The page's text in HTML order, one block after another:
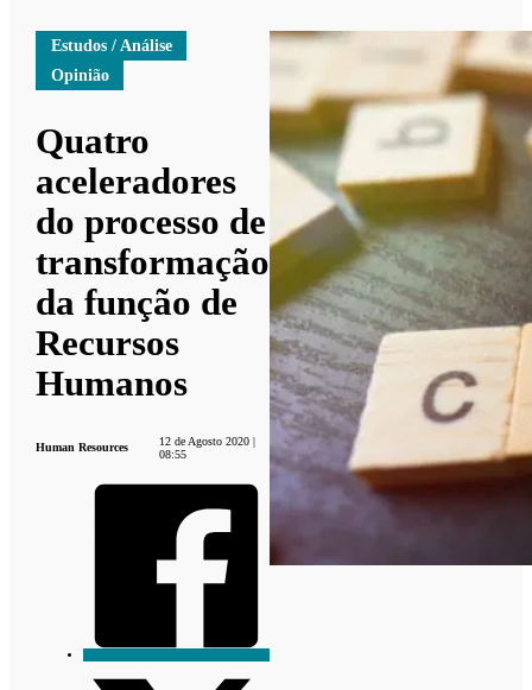
Estudos / Análise
Opinião
Quatro
aceleradores
do processo de
transformação
da função de
Recursos
Humanos
Human Resources
12 de Agosto 2020 |
08:55